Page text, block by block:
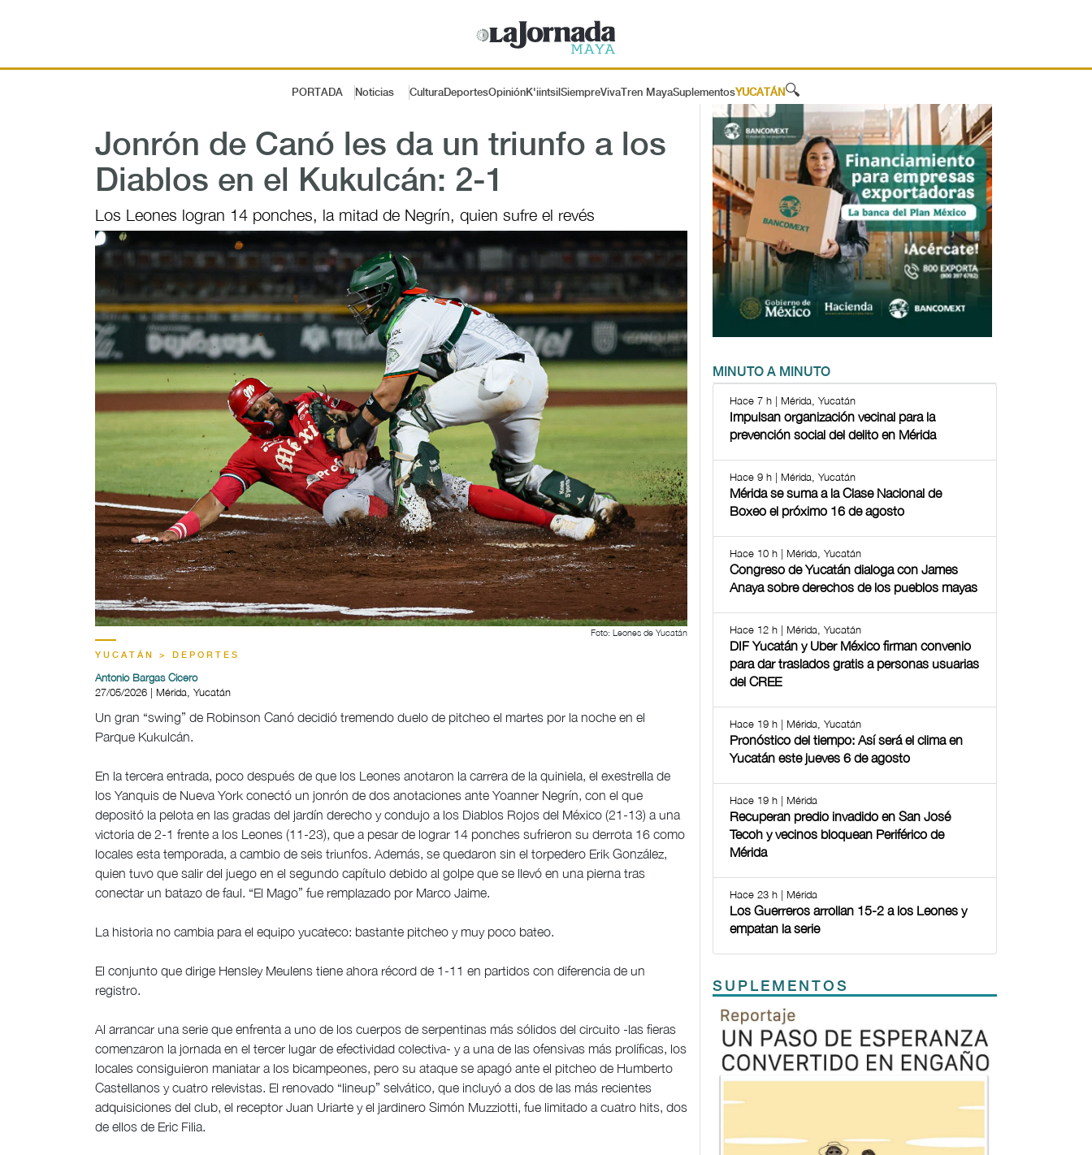
PORTADA Noticias CulturaDeportesOpiniónK'iintsil SiempreViva Tren MayaSuplementosYUCATÁN 🔍
Jonrón de Canó les da un triunfo a los
Diablos en el Kukulcán: 2-1
Los Leones logran 14 ponches, la mitad de Negrín, quien sufre el revés
Foto: Leones de Yucatán
YUCATÁN > DEPORTES
Antonio Bargas Cicero
27/05/2026 | Mérida, Yucatán
Un gran “swing” de Robinson Canó decidió tremendo duelo de pitcheo el martes por la noche en el
Parque Kukulcán.
En la tercera entrada, poco después de que los Leones anotaron la carrera de la quiniela, el exestrella de
los Yanquis de Nueva York conectó un jonrón de dos anotaciones ante Yoanner Negrín, con el que
depositó la pelota en las gradas del jardín derecho y condujo a los Diablos Rojos del México (21-13) a una
victoria de 2-1 frente a los Leones (11-23), que a pesar de lograr 14 ponches sufrieron su derrota 16 como
locales esta temporada, a cambio de seis triunfos. Además, se quedaron sin el torpedero Erik González,
quien tuvo que salir del juego en el segundo capítulo debido al golpe que se llevó en una pierna tras
conectar un batazo de faul. “El Mago” fue remplazado por Marco Jaime.
La historia no cambia para el equipo yucateco: bastante pitcheo y muy poco bateo.
El conjunto que dirige Hensley Meulens tiene ahora récord de 1-11 en partidos con diferencia de un
registro.
Al arrancar una serie que enfrenta a uno de los cuerpos de serpentinas más sólidos del circuito -las fieras
comenzaron la jornada en el tercer lugar de efectividad colectiva- y a una de las ofensivas más prolíficas, los
locales consiguieron maniatar a los bicampeones, pero su ataque se apagó ante el pitcheo de Humberto
Castellanos y cuatro relevistas. El renovado “lineup” selvático, que incluyó a dos de las más recientes
adquisiciones del club, el receptor Juan Uriarte y el jardinero Simón Muzziotti, fue limitado a cuatro hits, dos
de ellos de Eric Filia.
MINUTO A MINUTO
Hace 7 h | Mérida, Yucatán
Impulsan organización vecinal para la
prevención social del delito en Mérida
Hace 9 h | Mérida, Yucatán
Mérida se suma a la Clase Nacional de
Boxeo el próximo 16 de agosto
Hace 10 h | Mérida, Yucatán
Congreso de Yucatán dialoga con James
Anaya sobre derechos de los pueblos mayas
Hace 12 h | Mérida, Yucatán
DIF Yucatán y Uber México firman convenio
para dar traslados gratis a personas usuarias
del CREE
Hace 19 h | Mérida, Yucatán
Pronóstico del tiempo: Así será el clima en
Yucatán este jueves 6 de agosto
Hace 19 h | Mérida
Recuperan predio invadido en San José
Tecoh y vecinos bloquean Periférico de
Mérida
Hace 23 h | Mérida
Los Guerreros arrollan 15-2 a los Leones y
empatan la serie
SUPLEMENTOS
Previous
TODOS LOS SUPLEMENTOS